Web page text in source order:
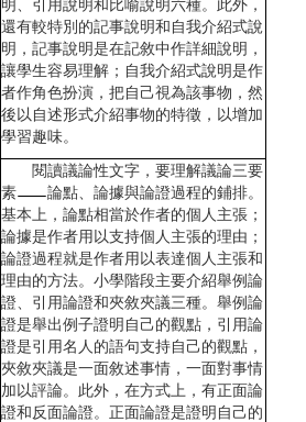
明、引用說明和比喻說明六種。此外，
還有較特別的記事說明和自我介紹式說
明，記事說明是在記敘中作詳細說明，
讓學生容易理解；自我介紹式說明是作
者作角色扮演，把自己視為該事物，然
後以自述形式介紹事物的特徵，以增加
學習趣味。
閱讀議論性文字，要理解議論三要
素
論點、論據與論證過程的鋪排。
基本上，論點相當於作者的個人主張；
論據是作者用以支持個人主張的理由；
論證過程就是作者用以表達個人主張和
理由的方法。小學階段主要介紹舉例論
證、引用論證和夾敘夾議三種。舉例論
證是舉出例子證明自己的觀點，引用論
證是引用名人的語句支持自己的觀點，
夾敘夾議是一面敘述事情，一面對事情
加以評論。此外，在方式上，有正面論
證和反面論證。正面論證是證明自己的